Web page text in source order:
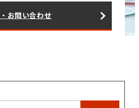
お問い合わせ